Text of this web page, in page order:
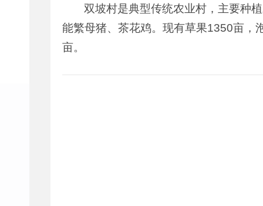
双坡村是典型传统农业村，主要种
能繁母猪、茶花鸡。现有草果1350亩，
亩。